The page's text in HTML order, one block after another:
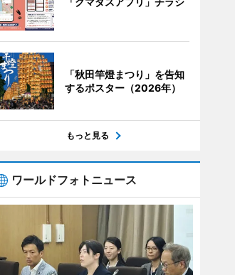
「秋田竿燈まつり」を告知
するポスター（2026年）
もっと見る
ワールドフォトニュース